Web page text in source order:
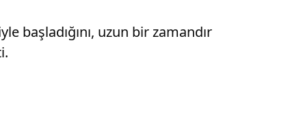
başladığını, uzun bir zamandır